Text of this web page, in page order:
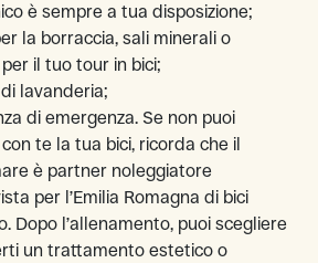
è sempre a tua disposizione;
la borraccia, sali minerali o
il tuo tour in bici;
lavanderia;
di emergenza. Se non puoi
te la tua bici, ricorda che il
è partner noleggiatore
per l’Emilia Romagna di bici
Dopo l’allenamento, puoi scegliere
un trattamento estetico o